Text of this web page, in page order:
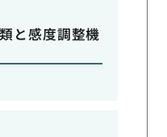
と感度調整機